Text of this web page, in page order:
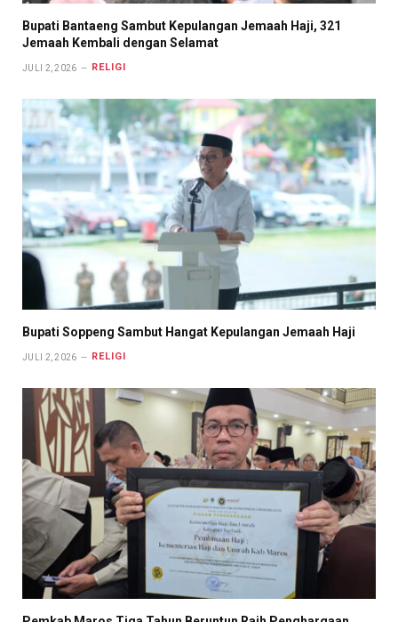
Bupati Bantaeng Sambut Kepulangan Jemaah Haji, 321
Jemaah Kembali dengan Selamat
JULI 2, 2026 RELIGI
Bupati Soppeng Sambut Hangat Kepulangan Jemaah Haji
JULI 2, 2026 RELIGI